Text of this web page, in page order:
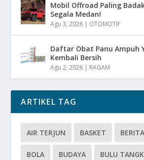
Mobil Offroad Paling
Segala Medan!
Agu 3, 2026 | OTOMOTIF
Daftar Obat Panu Ampuh
Kembali Bersih
Agu 2, 2026 | RAGAM
ARTIKEL TAG
AIR TERJUN BASKET
BOLA BUDAYA BULU